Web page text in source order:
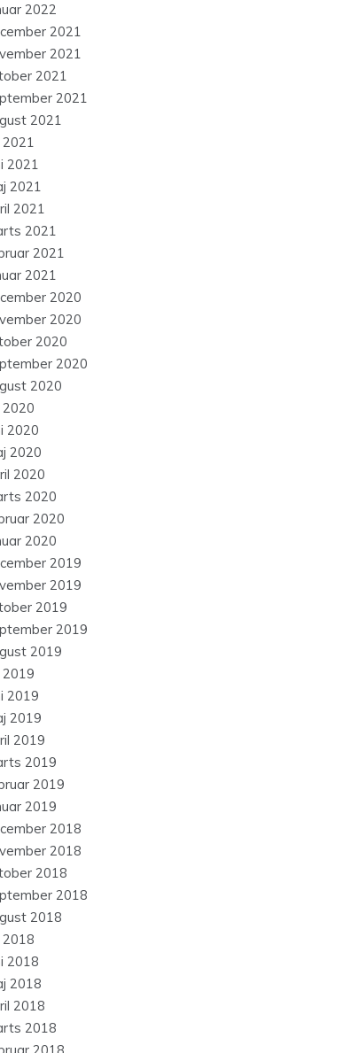
2022
2021
2021
2021
2021
2021
2021
2021
2021
2021
2021
2021
2021
2020
2020
2020
2020
2020
2020
2020
2020
2020
2020
2020
2020
2019
2019
2019
2019
2019
2019
2019
2019
2019
2019
2019
2019
2018
2018
2018
2018
2018
2018
2018
2018
2018
2018